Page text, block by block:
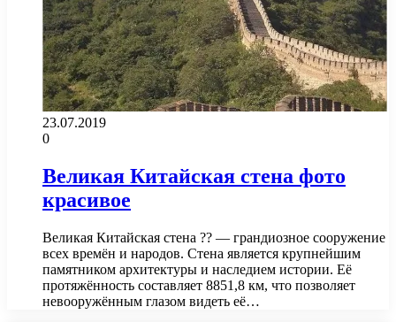
23.07.2019
0
Великая Китайская стена фото
красивое
Великая Китайская стена ?? — грандиозное сооружение
всех времён и народов. Стена является крупнейшим
памятником архитектуры и наследием истории. Её
протяжённость составляет 8851,8 км, что позволяет
невооружённым глазом видеть её…